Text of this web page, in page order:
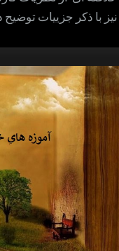
نیز با ذکر جزییات توضیح